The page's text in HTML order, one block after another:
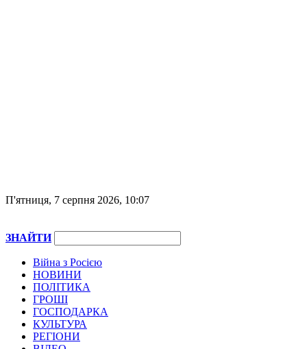
П'ятниця, 7 серпня 2026, 10:07
ЗНАЙТИ
Війна з Росією
НОВИНИ
ПОЛІТИКА
ГРОШІ
ГОСПОДАРКА
КУЛЬТУРА
РЕГІОНИ